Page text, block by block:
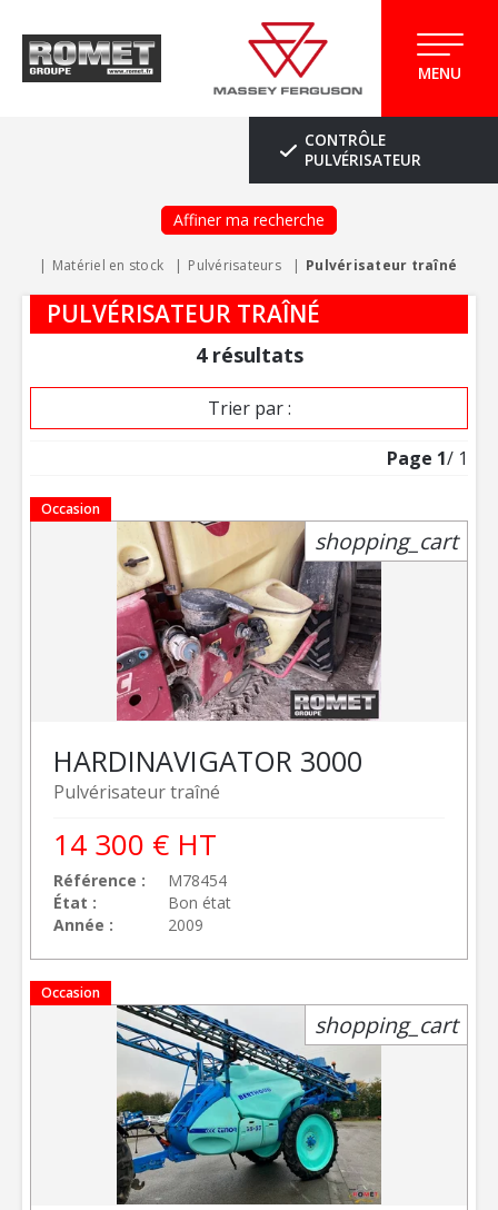
MENU
CONTRÔLE
PULVÉRISATEUR
Affiner ma recherche
Matériel en stock Pulvérisateurs Pulvérisateur traîné
PULVÉRISATEUR TRAÎNÉ
4 résultats
Trier par :
Page 1/ 1
Occasion
Pulvérisateur traîné
HARDINAVIGATOR 3000
Référence
M78454
État
Bon état
Année
2009
14 300 € HT
shopping_cart
Occasion
shopping_cart